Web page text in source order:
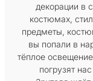
декорации в
костюмах,
предметы,
вы попали в
тёплое
погрузят